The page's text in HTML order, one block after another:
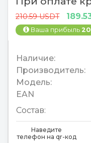
210.59 USDT
Ваша прибыль
Наличие:
Производитель:
Модель:
EAN
Состав:
Наведите
телефон на qr-код